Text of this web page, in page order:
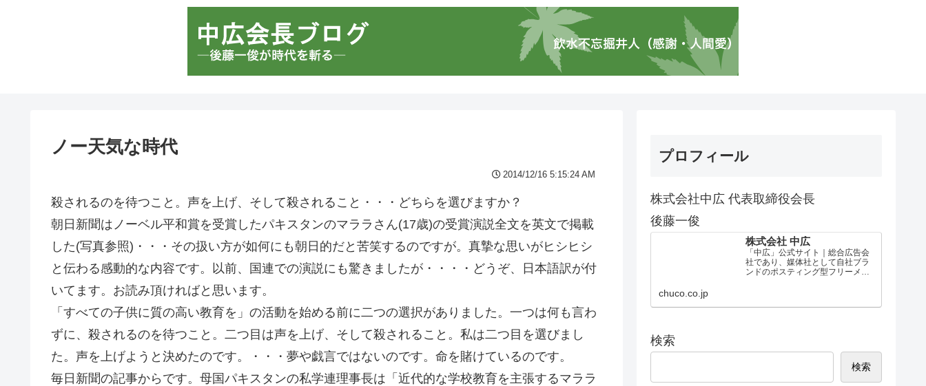
ノー天気な時代
2014/12/16 5:15:24 AM
殺されるのを待つこと。声を上げ、そして殺されること・・・どちらを選びますか？
朝日新聞はノーベル平和賞を受賞したパキスタンのマララさん(17歳)の受賞演説全文を英文で掲載
した(写真参照)・・・その扱い方が如何にも朝日的だと苦笑するのですが。真摯な思いがヒシヒシ
と伝わる感動的な内容です。以前、国連での演説にも驚きましたが・・・・どうぞ、日本語訳が付
いてます。お読み頂ければと思います。
「すべての子供に質の高い教育を」の活動を始める前に二つの選択がありました。一つは何も言わ
ずに、殺されるのを待つこと。二つ目は声を上げ、そして殺されること。私は二つ目を選びまし
た。声を上げようと決めたのです。・・・夢や戯言ではないのです。命を賭けているのです。
毎日新聞の記事からです。母国パキスタンの私学連理事長は「近代的な学校教育を主張するマララ
プロフィール
株式会社中広 代表取締役会長
後藤一俊
株式会社 中広
「中広」公式サイト｜総合広告会
社であり、媒体社として自社ブラ
ンドのポスティング型フリーメデ
chuco.co.jp
検索
検索